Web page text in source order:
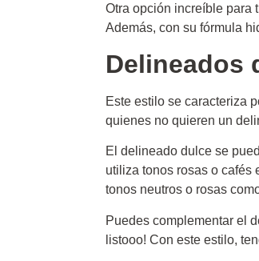
Otra opción increíble para
Además, con su fórmula
Delineados
Este estilo se caracteriza
quienes no quieren un
El delineado dulce se
utiliza tonos rosas o cafés
tonos neutros o rosas
Puedes complementar el
listooo! Con este estilo,